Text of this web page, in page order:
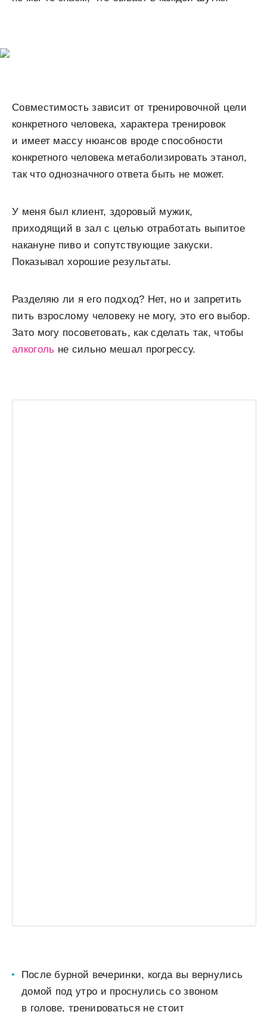
Совместимость зависит от тренировочной цели
конкретного человека, характера тренировок
и имеет массу нюансов вроде способности
конкретного человека метаболизировать этанол,
так что однозначного ответа быть не может.
У меня был клиент, здоровый мужик,
приходящий в зал с целью отработать выпитое
накануне пиво и сопутствующие закуски.
Показывал хорошие результаты.
Разделяю ли я его подход? Нет, но и запретить
пить взрослому человеку не могу, это его выбор.
Зато могу посоветовать, как сделать так, чтобы
алкоголь не сильно мешал прогрессу.
После бурной вечеринки, когда вы вернулись
домой под утро и проснулись со звоном
в голове, тренироваться не стоит